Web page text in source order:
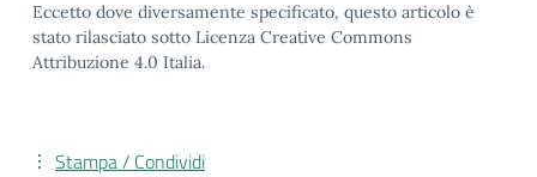
Eccetto dove diversamente specificato, questo articolo è
stato rilasciato sotto Licenza Creative Commons
Attribuzione 4.0 Italia.
Stampa / Condividi